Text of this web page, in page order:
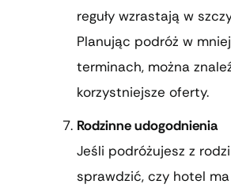
reguły wzrastają w
Planując podróż w
terminach, można
korzystniejsze oferty.
Rodzinne udogodnienia
Jeśli podróżujesz z
sprawdzić, czy hotel